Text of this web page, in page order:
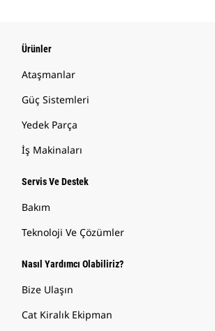
Ürünler
Ataşmanlar
Güç Sistemleri
Yedek Parça
İş Makinaları
Servis Ve Destek
Bakım
Teknoloji Ve Çözümler
Nasıl Yardımcı Olabiliriz?
Bize Ulaşın
Cat Kiralık Ekipman